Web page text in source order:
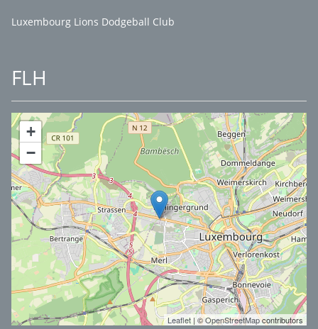
Luxembourg Lions Dodgeball Club
FLH
+
−
Leaflet | ©OpenStreetMapcontributors